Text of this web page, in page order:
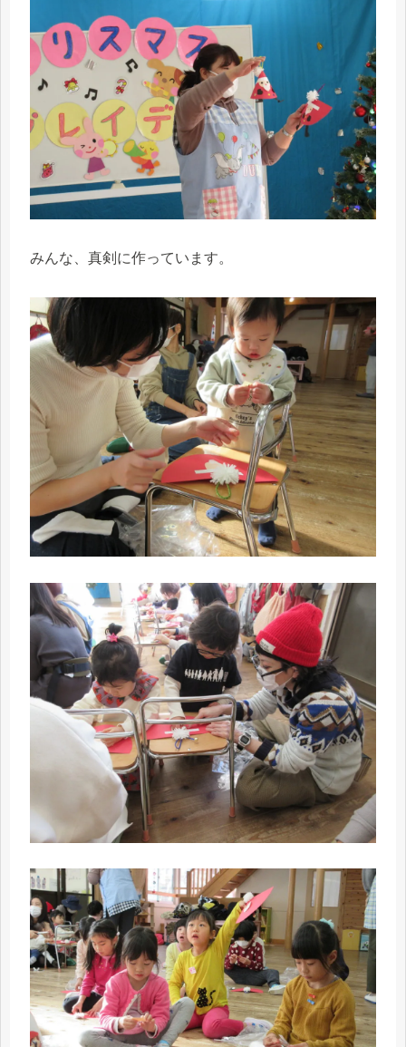
みんな、真剣に作っています。